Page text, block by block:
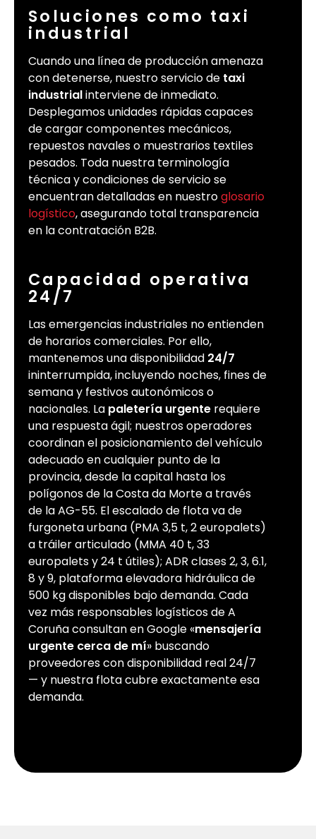
Soluciones como taxi
industrial
Cuando una línea de producción amenaza
con detenerse, nuestro servicio de taxi
industrialinterviene de inmediato.
Desplegamos unidades rápidas capaces
de cargar componentes mecánicos,
repuestos navales o muestrarios textiles
pesados. Toda nuestra terminología
técnica y condiciones de servicio se
encuentran detalladas en nuestroglosario
logístico, asegurando total transparencia
en la contratación B2B.
Capacidad operativa
24/7
Las emergencias industriales no entienden
de horarios comerciales. Por ello,
mantenemos una disponibilidad 24/7
ininterrumpida, incluyendo noches, fines de
semana y festivos autonómicos o
nacionales. La paletería urgente requiere
una respuesta ágil; nuestros operadores
coordinan el posicionamiento del vehículo
adecuado en cualquier punto de la
provincia, desde la capital hasta los
polígonos de la Costa da Morte a través
de la AG-55. El escalado de flota va de
furgoneta urbana (PMA 3,5 t, 2 europalets)
a tráiler articulado (MMA 40 t, 33
europalets y 24 t útiles); ADR clases 2, 3, 6.1,
8 y 9, plataforma elevadora hidráulica de
500 kg disponibles bajo demanda. Cada
vez más responsables logísticos de A
Coruña consultan en Google «mensajería
urgente cerca de mí» buscando
proveedores con disponibilidad real 24/7
— y nuestra flota cubre exactamente esa
demanda.